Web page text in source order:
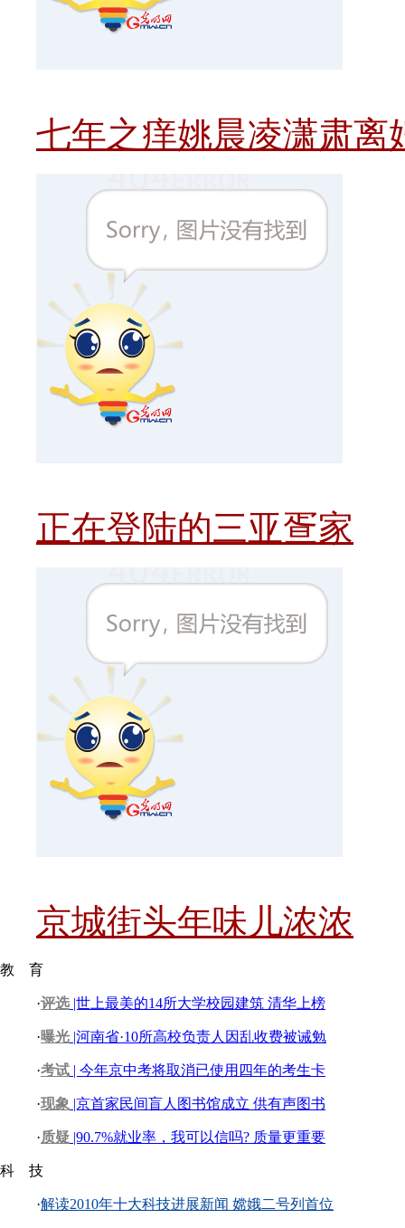
七年之痒姚晨凌潇肃离
正在登陆的三亚疍家
京城街头年味儿浓浓
教 育
·评选 |世上最美的14所大学校园建筑 清华上榜
·曝光 |河南省·10所高校负责人因乱收费被诫勉
·考试 | 今年京中考将取消已使用四年的考生卡
·现象 |京首家民间盲人图书馆成立 供有声图书
·质疑 |90.7%就业率，我可以信吗? 质量更重要
科 技
·解读2010年十大科技进展新闻 嫦娥二号列首位